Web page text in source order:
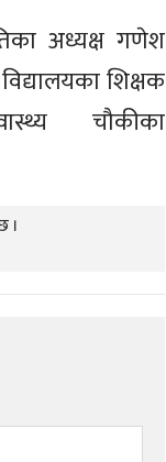
अध्यक्ष गणेश
शिक्षक
चौकीका
।